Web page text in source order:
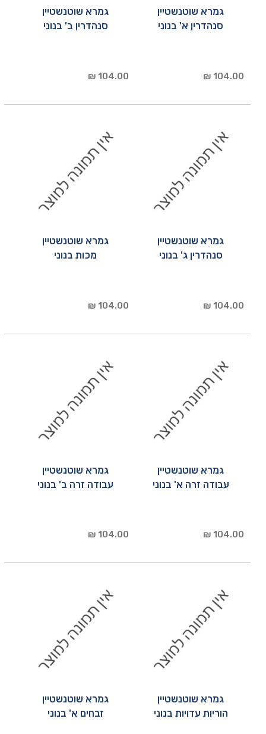
גמרא שוטנשטיין
סנהדרין א' בנוני
104.00 ₪
גמרא שוטנשטיין
סנהדרין ב' בנוני
104.00 ₪
גמרא שוטנשטיין
סנהדרין ג' בנוני
104.00 ₪
גמרא שוטנשטיין
מכות בנוני
104.00 ₪
גמרא שוטנשטיין
עבודה זרה א' בנוני
104.00 ₪
גמרא שוטנשטיין
עבודה זרה ב' בנוני
104.00 ₪
גמרא שוטנשטיין
הוריות עדויות בנוני
גמרא שוטנשטיין
זבחים א' בנוני